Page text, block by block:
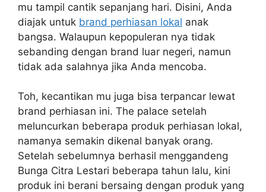
mu tampil cantik sepanjang hari. Disini, Anda
diajak untuk brand perhiasan lokal anak
bangsa. Walaupun kepopuleran nya tidak
sebanding dengan brand luar negeri, namun
tidak ada salahnya jika Anda mencoba.
Toh, kecantikan mu juga bisa terpancar lewat
brand perhiasan ini. The palace setelah
meluncurkan beberapa produk perhiasan lokal,
namanya semakin dikenal banyak orang.
Setelah sebelumnya berhasil menggandeng
Bunga Citra Lestari beberapa tahun lalu, kini
produk ini berani bersaing dengan produk yang